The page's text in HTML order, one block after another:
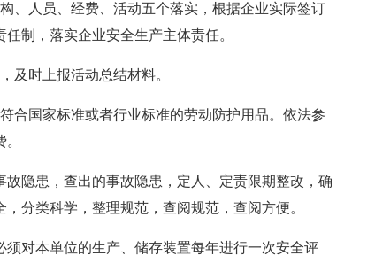
、人员、经费、活动五个落实，根据企业实际签订
制，落实企业安全生产主体责任。
及时上报活动总结材料。
合国家标准或者行业标准的劳动防护用品。依法参
隐患，查出的事故隐患，定人、定责限期整改，确
分类科学，整理规范，查阅规范，查阅方便。
对本单位的生产、储存装置每年进行一次安全评